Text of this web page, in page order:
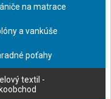
na matrace
a vankúše
poťahy
textil -